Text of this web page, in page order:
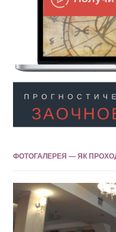
ФОТОГАЛЕРЕЯ — ЯК